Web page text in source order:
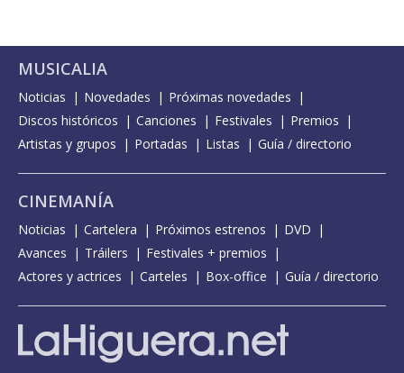
MUSICALIA
Noticias Novedades
Próximas novedades
Discos históricos
Canciones Festivales
Premios
Artistas y grupos
Portadas Listas Guía / directorio
CINEMANÍA
Noticias Cartelera Próximos estrenos
DVD
Avances
Tráilers
Festivales + premios
Actores y actrices
Carteles Box-office Guía / directorio